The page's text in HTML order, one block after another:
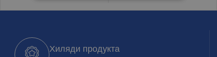
Хиляди продукта